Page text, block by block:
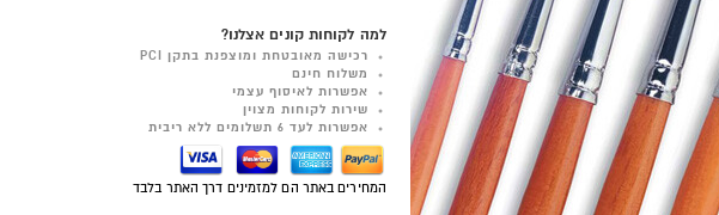
למה לקוחות קונים אצלנו?
רכישה מאובטחת ומוצפנת בתקן PCI
משלוח חינם
אפשרות לאיסוף עצמי
שירות לקוחות מצוין
אפשרות לעד 6 תשלומים ללא ריבית
המחירים באתר הם למזמינים דרך האתר בלבד